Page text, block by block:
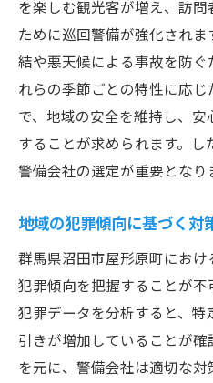
を楽しむ観光客が増え、訪
ために巡回警備が強化され
結や悪天候による事故を防ぐ
れらの季節ごとの特性に応
で、地域の安全を維持し、
することが求められます。し
警備会社の選定が重要となり
地域の犯罪傾向に基づく対
群馬県沼田市屋形原町にお
犯罪傾向を把握することが
犯罪データを分析すると、
引きが増加していることが
を元に、警備会社は適切な